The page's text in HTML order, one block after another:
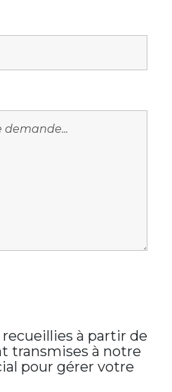
à partir de
transmises à notre
pour gérer votre